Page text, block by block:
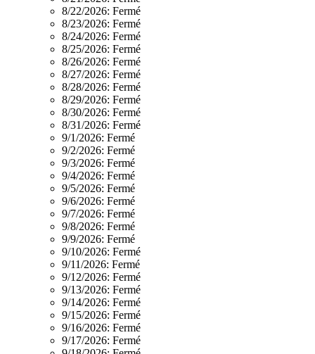
8/22/2026: Fermé
8/23/2026: Fermé
8/24/2026: Fermé
8/25/2026: Fermé
8/26/2026: Fermé
8/27/2026: Fermé
8/28/2026: Fermé
8/29/2026: Fermé
8/30/2026: Fermé
8/31/2026: Fermé
9/1/2026: Fermé
9/2/2026: Fermé
9/3/2026: Fermé
9/4/2026: Fermé
9/5/2026: Fermé
9/6/2026: Fermé
9/7/2026: Fermé
9/8/2026: Fermé
9/9/2026: Fermé
9/10/2026: Fermé
9/11/2026: Fermé
9/12/2026: Fermé
9/13/2026: Fermé
9/14/2026: Fermé
9/15/2026: Fermé
9/16/2026: Fermé
9/17/2026: Fermé